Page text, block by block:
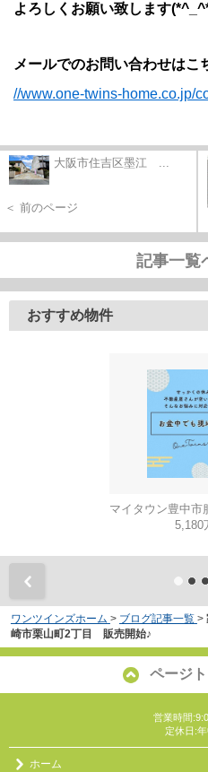
よろしくお願い致します
メールでのお問い合わせはこ
//www.one-twins-home.co.jp/
大阪市住吉区墨江 ...
＜ 前のページ
記事一覧
おすすめ物件
5,180
ワンツインズホーム > ブログ記事一覧 >
崎市栗山町2丁目 販売開始♪
ページ
営業時間
定休日:
ホーム